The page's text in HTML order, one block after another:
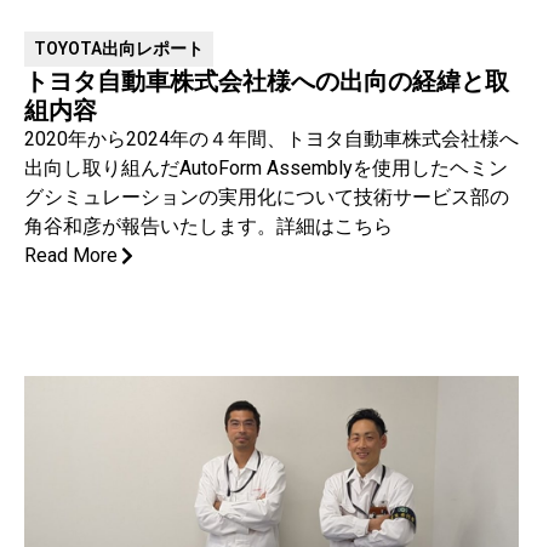
TOYOTA出向レポート
トヨタ自動車株式会社様への出向の経緯と取
組内容
2020年から2024年の４年間、トヨタ自動車株式会社様へ
出向し取り組んだAutoForm Assemblyを使用したヘミン
グシミュレーションの実用化について技術サービス部の
角谷和彦が報告いたします。詳細はこちら
Read More